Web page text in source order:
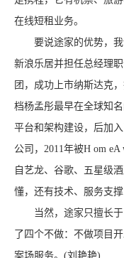
在线短租业务。
要说途家的优势，我
新浪乐居并担任总经理
团，成功上市纳斯达克
档杨孟彤最早在全球知
平台和架构建设，后加
公司，2011年被H om
自艺龙、谷歌、五星级
懂，还有技术、服务支撑
当然，途家只擅长于
了四个不做：不做项目
案场服务。(刘艳艳)